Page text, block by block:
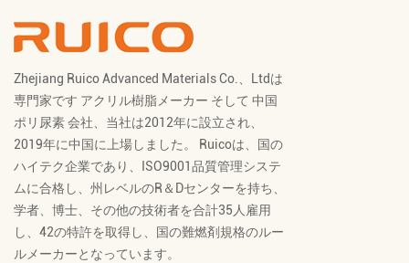
Zhejiang Ruico Advanced Materials Co.、Ltdは
専門家です アクリル樹脂メーカー そして 中国
ポリ尿素 会社、当社は2012年に設立され、
2019年に中国に上場しました。 Ruicoは、国の
ハイテク企業であり、ISO9001品質管理システ
ムに合格し、州レベルのR＆Dセンターを持ち、
学者、博士、その他の技術者を合計35人雇用
し、42の特許を取得し、国の難燃剤規格のルー
ルメーカーとなっています。